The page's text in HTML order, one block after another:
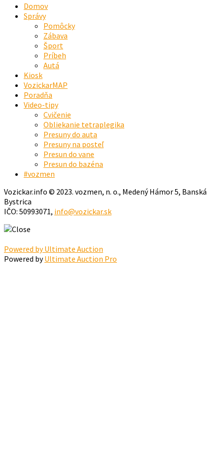
Domov
Správy
Pomôcky
Zábava
Šport
Príbeh
Autá
Kiosk
VozickarMAP
Poradňa
Video-tipy
Cvičenie
Obliekanie tetraplegika
Presuny do auta
Presuny na posteľ
Presun do vane
Presun do bazéna
#vozmen
Vozickar.info © 2023. vozmen, n. o., Medený Hámor 5, Banská
Bystrica
IČO: 50993071, info@vozickar.sk
Powered by Ultimate Auction
Powered byUltimate Auction Pro